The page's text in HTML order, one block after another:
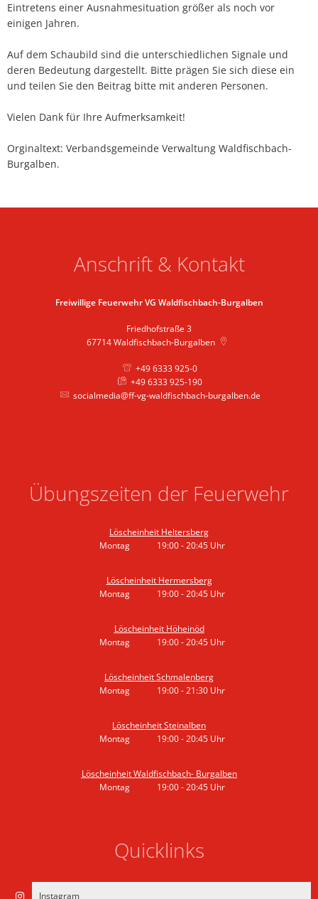
Eintretens einer Ausnahmesituation größer als noch vor
einigen Jahren.
Auf dem Schaubild sind die unterschiedlichen Signale und
deren Bedeutung dargestellt. Bitte prägen Sie sich diese ein
und teilen Sie den Beitrag bitte mit anderen Personen.
Vielen Dank für Ihre Aufmerksamkeit!
Orginaltext: Verbandsgemeinde Verwaltung Waldfischbach-
Burgalben.
Anschrift & Kontakt
Freiwillige Feuerwehr VG Waldfischbach-Burgalben
Friedhofstraße 3
67714 Waldfischbach-Burgalben
+49 6333 925-0
+49 6333 925-190
socialmedia@ff-vg-waldfischbach-burgalben.de
Übungszeiten der Feuerwehr
Löscheinheit Heltersberg
Montag
19:00-20:45 Uhr
Löscheinheit Hermersberg
Montag
19:00-20:45 Uhr
Löscheinheit Höheinöd
Montag
19:00-20:45 Uhr
Löscheinheit Schmalenberg
Montag
19:00-21:30 Uhr
Löscheinheit Steinalben
Montag
19:00-20:45 Uhr
Löscheinheit Waldfischbach- Burgalben
Montag
19:00-20:45 Uhr
Quicklinks
Instagram